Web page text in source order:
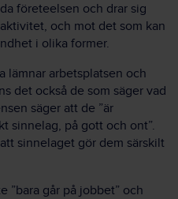
företeelsen och drar sig
och mot det som kan
i olika former.
lämnar arbetsplatsen och
det också de som säger vad
säger att de ”är
sinnelag, på gott och ont”.
sinnelaget gör dem särskilt
”bara går på jobbet” och